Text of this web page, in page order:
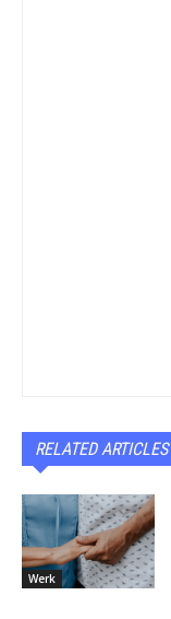
RELATED ARTICLES
Werk